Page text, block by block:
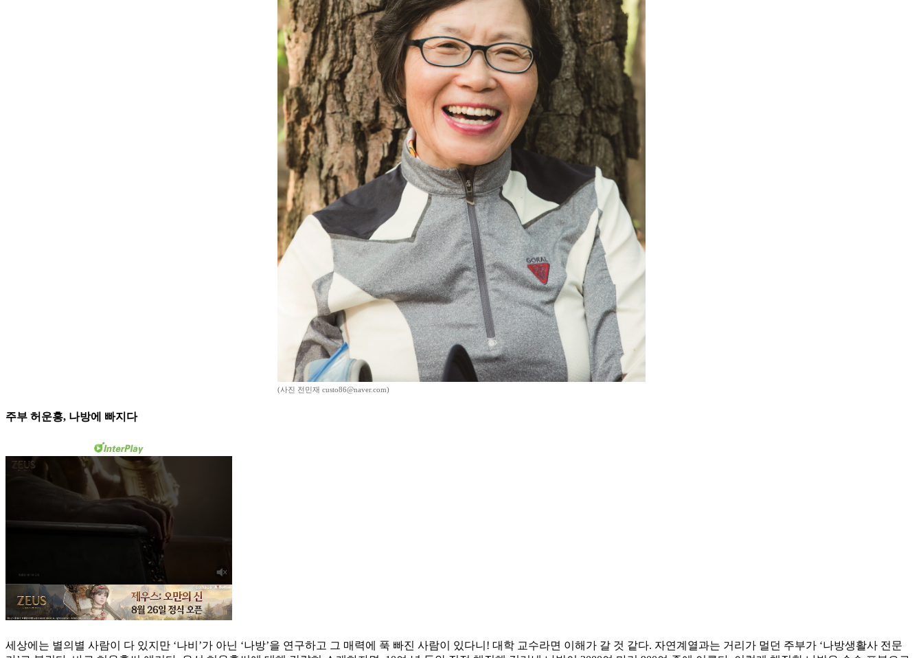
(사진 전민재 custo86@naver.com)
주부 허운홍, 나방에 빠지다
세상에는 별의별 사람이 다 있지만 ‘나비’가 아닌 ‘나방’을 연구하고 그 매력에 푹 빠진 사람이 있다니! 대학 교수라면 이해가 갈 것 같다. 자연계열과는 거리가 멀던 주부가 ‘나방생활사 전문